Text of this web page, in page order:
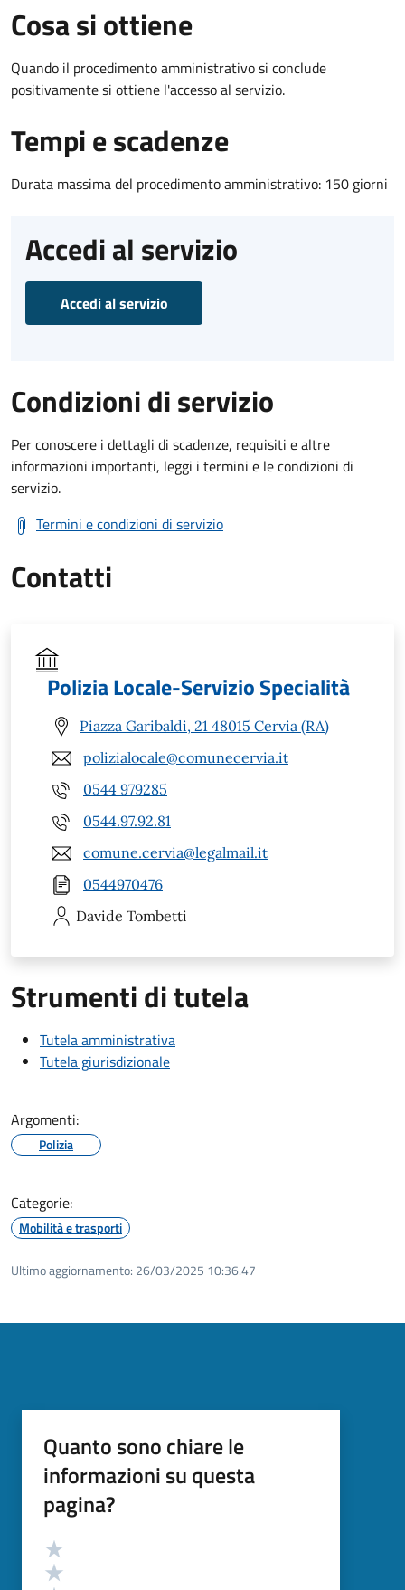
Cosa si ottiene
Quando il procedimento amministrativo si conclude
positivamente si ottiene l'accesso al servizio.
Tempi e scadenze
Durata massima del procedimento amministrativo: 150 giorni
Accedi al servizio
Accedi al servizio
Condizioni di servizio
Per conoscere i dettagli di scadenze, requisiti e altre
informazioni importanti, leggi i termini e le condizioni di
servizio.
Termini e condizioni di servizio
Contatti
Polizia Locale-Servizio Specialità
Piazza Garibaldi, 21 48015 Cervia (RA)
polizialocale@comunecervia.it
0544 979285
0544.97.92.81
comune.cervia@legalmail.it
0544970476
Davide Tombetti
Strumenti di tutela
Tutela amministrativa
Tutela giurisdizionale
Argomenti:
Polizia
Categorie:
Mobilità e trasporti
Ultimo aggiornamento: 26/03/2025 10:36.47
Quanto sono chiare le
informazioni su questa
pagina?
Valutazione